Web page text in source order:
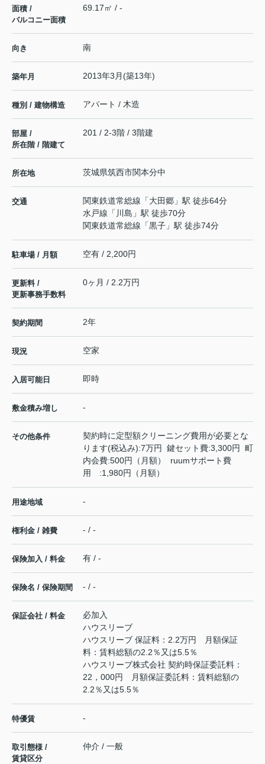
面積 /
バルコニー面積
69.17㎡ / -
向き 南
築年月 2013年3月(築13年)
種別 / 建物構造 アパート / 木造
部屋 /
所在階 / 階建て
201 / 2-3階 / 3階建
所在地 茨城県筑西市関本分中
交通 関東鉄道常総線 「大田郷 」駅 徒歩64分
水戸線 「 川島 」駅 徒歩70分
関東鉄道常総線 「黒子 」駅 徒歩74分
駐車場 / 月額 空有 / 2,200円
更新料 /
更新事務手数料
0ヶ月 / 2.2万円
契約期間 2年
現況 空家
入居可能日 即時
敷金積み増し -
その他条件
契約時に定型額クリーニング費用が必要とな
ります(税込み):7万円 鍵セット費:3,300円 町
内会費:500円（月額） ruumサポート費
用 :1,980円（月額）
用途地域 -
権利金 / 雑費 - / -
保険加入 / 料金 有 / -
保険名 / 保険期間 - / -
保証会社 / 料金
必加入
ハウスリーブ
ハウスリーブ 保証料：2.2万円 月額保証
料：賃料総額の2.2％又は5.5％
ハウスリーブ株式会社 契約時保証委託料：
22，000円 月額保証委託料：賃料総額の
2.2％又は5.5％
特優賃 -
取引態様 /
賃貸区分
仲介 / 一般